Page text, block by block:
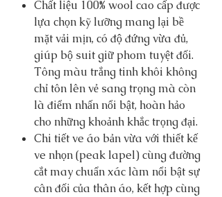
Chất liệu 100% wool cao cấp được
lựa chọn kỹ lưỡng mang lại bề
mặt vải mịn, có độ đứng vừa đủ,
giúp bộ suit giữ phom tuyệt đối.
Tông màu trắng tinh khôi không
chỉ tôn lên vẻ sang trọng mà còn
là điểm nhấn nổi bật, hoàn hảo
cho những khoảnh khắc trọng đại.
Chi tiết ve áo bản vừa với thiết kế
ve nhọn (peak lapel) cùng đường
cắt may chuẩn xác làm nổi bật sự
cân đối của thân áo, kết hợp cùng